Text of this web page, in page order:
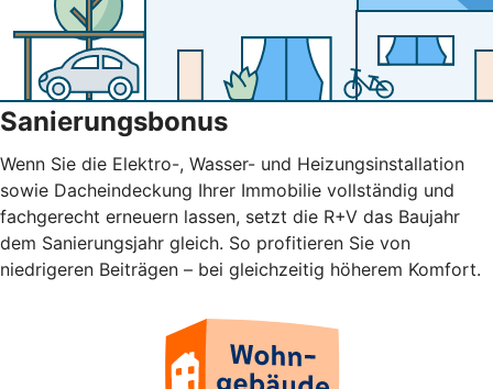
Sanierungsbonus
Wenn Sie die Elektro-, Wasser- und Heizungsinstallation
sowie Dacheindeckung Ihrer Immobilie vollständig und
fachgerecht erneuern lassen, setzt die R+V das Baujahr
dem Sanierungsjahr gleich. So profitieren Sie von
niedrigeren Beiträgen – bei gleichzeitig höherem Komfort.